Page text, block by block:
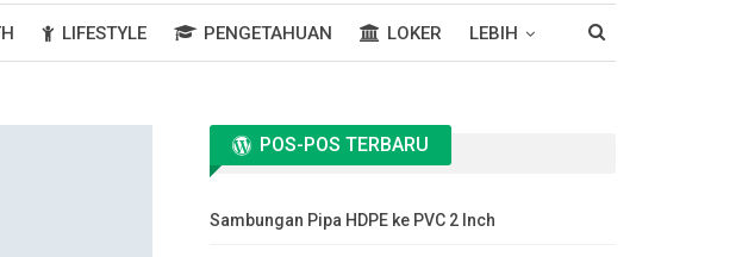
LIFESTYLE PENGETAHUAN LOKER LEBIH
POS-POS TERBARU
Sambungan Pipa HDPE ke PVC 2 Inch